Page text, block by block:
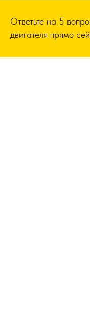
Ответьте на 5
двигателя прямо